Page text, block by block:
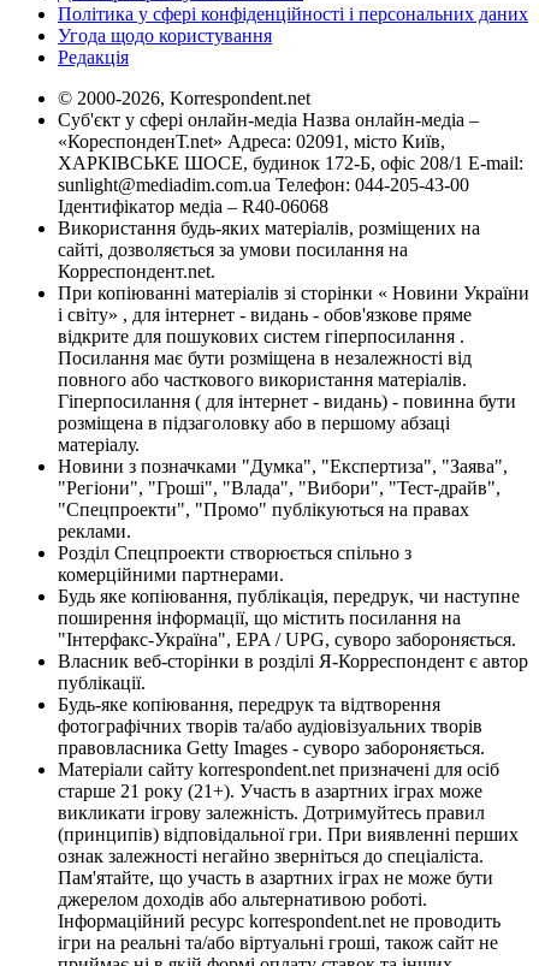
Політика у сфері конфіденційності і персональних даних
Угода щодо користування
Редакція
© 2000-2026, Korrespondent.net
Суб'єкт у сфері онлайн-медіа Назва онлайн-медіа –
«КореспонденТ.net» Адреса: 02091, місто Київ,
ХАРКІВСЬКЕ ШОСЕ, будинок 172-Б, офіс 208/1 E-mail:
sunlight@mediadim.com.ua Телефон: 044-205-43-00
Ідентифікатор медіа – R40-06068
Використання будь-яких матеріалів, розміщених на
сайті, дозволяється за умови посилання на
Корреспондент.net.
При копіюванні матеріалів зі сторінки « Новини України
і світу» , для інтернет - видань - обов'язкове пряме
відкрите для пошукових систем гіперпосилання .
Посилання має бути розміщена в незалежності від
повного або часткового використання матеріалів.
Гіперпосилання ( для інтернет - видань) - повинна бути
розміщена в підзаголовку або в першому абзаці
матеріалу.
Новини з позначками "Думка", "Експертиза", "Заява",
"Регіони", "Гроші", "Влада", "Вибори", "Тест-драйв",
"Спецпроекти", "Промо" публікуються на правах
реклами.
Розділ Спецпроекти створюється спільно з
комерційними партнерами.
Будь яке копіювання, публікація, передрук, чи наступне
поширення інформації, що містить посилання на
"Інтерфакс-Україна", EPA / UPG, суворо забороняється.
Власник веб-сторінки в розділі Я-Корреспондент є автор
публікації.
Будь-яке копіювання, передрук та відтворення
фотографічних творів та/або аудіовізуальних творів
правовласника Getty Images - суворо забороняється.
Матеріали сайту korrespondent.net призначені для осіб
старше 21 року (21+). Участь в азартних іграх може
викликати ігрову залежність. Дотримуйтесь правил
(принципів) відповідальної гри. При виявленні перших
ознак залежності негайно зверніться до спеціаліста.
Пам'ятайте, що участь в азартних іграх не може бути
джерелом доходів або альтернативою роботі.
Інформаційний ресурс korrespondent.net не проводить
ігри на реальні та/або віртуальні гроші, також сайт не